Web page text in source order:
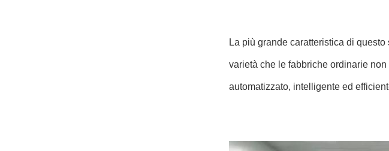
La più grande caratteristica di
varietà che le fabbriche ordinarie
automatizzato, intelligente ed